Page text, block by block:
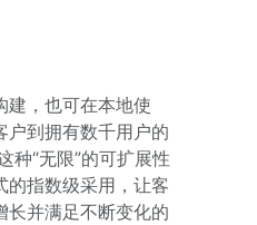
建，也可在本地使
户到拥有数千用户的
种“无限”的可扩展性
的指数级采用，让客
长并满足不断变化的